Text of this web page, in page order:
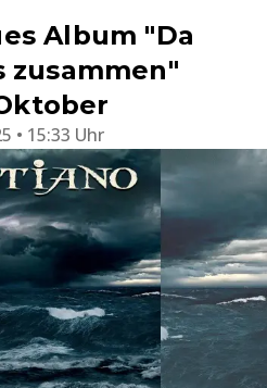
Album "Da
zusammen"
• 15:33 Uhr